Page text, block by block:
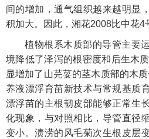
间的增加，通气组织越来越明显
积加大。因此，湘花2008比中花4
植物根系木质部的导管主要
境降低了泽泻的根密度和后生木
显增加了山芫荽的茎木质部的木
养液漂浮育苗新技术与常规基质
漂浮苗的主根韧皮部能够正常生
化现象，与对照相比，导管直径
变小。渍涝的风毛菊次生根皮层